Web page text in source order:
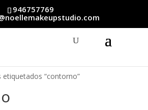
946757769
“contorno”